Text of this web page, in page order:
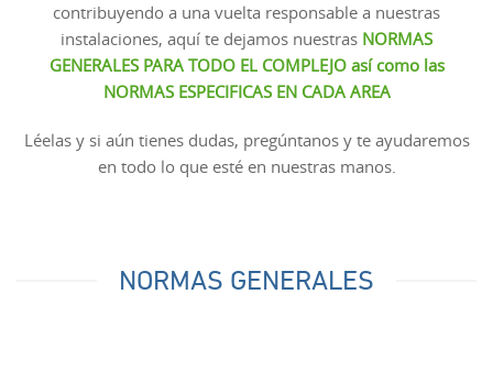
contribuyendo a una vuelta responsable a nuestras
instalaciones, aquí te dejamos nuestras NORMAS
GENERALES PARA TODO EL COMPLEJO así como las
NORMAS ESPECIFICAS EN CADA AREA
Léelas y si aún tienes dudas, pregúntanos y te ayudaremos
en todo lo que esté en nuestras manos.
NORMAS GENERALES